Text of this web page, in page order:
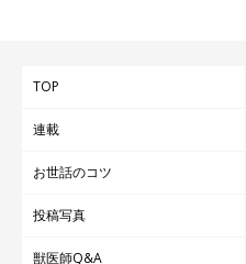
TOP
連載
お世話のコツ
投稿写真
獣医師Q&A